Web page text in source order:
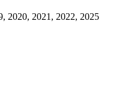
2020, 2021, 2022, 2025